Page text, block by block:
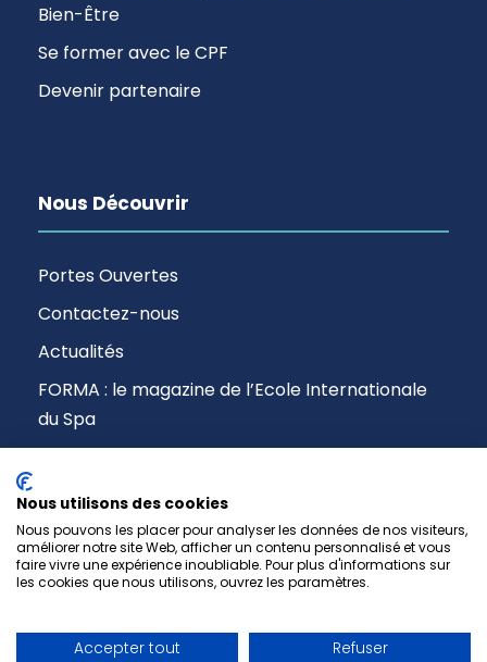
Bien-Être
Se former avec le CPF
Devenir partenaire
Nous Découvrir
Portes Ouvertes
Contactez-nous
Actualités
FORMA : le magazine de l’Ecole Internationale
du Spa
& RGPD-CGV
Nous utilisons des cookies
Nous pouvons les placer pour analyser les données de nos visiteurs,
améliorer notre site Web, afficher un contenu personnalisé et vous
faire vivre une expérience inoubliable. Pour plus d'informations sur
les cookies que nous utilisons, ouvrez les paramètres.
Accepter tout Refuser